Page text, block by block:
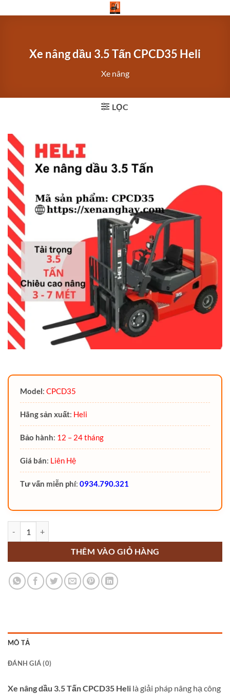
qua
Xe nâng dầu 3.5 Tấn CPCD35 Heli
Xe nâng
LỌC
Model: CPCD35
Hãng sản xuất: Heli
Bảo hành: 12 – 24 tháng
Giá bán: Liên Hệ
Tư vấn miễn phí: 0934.790.321
THÊM VÀO GIỎ HÀNG
MÔ TẢ
ĐÁNH GIÁ (0)
Xe nâng dầu 3.5 Tấn CPCD35 Heli là giải pháp nâng hạ công